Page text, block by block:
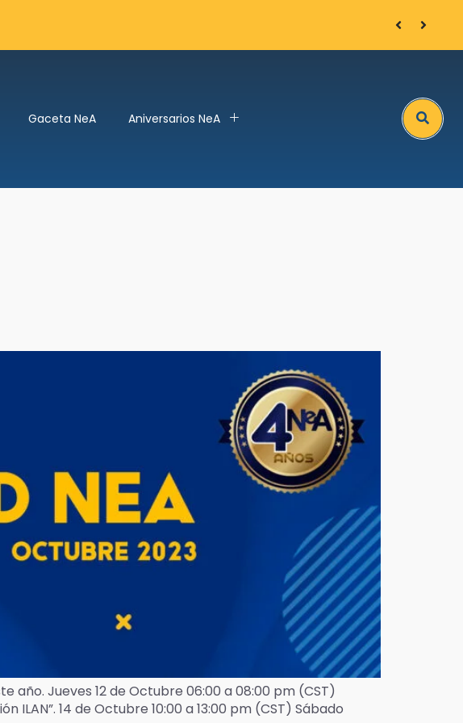
Arnaud
Gaceta NeA Aniversarios NeA
Search
Jueves 12 de Octubre 06:00 a 08:00 pm (CST)
ILAN”. 14 de Octubre 10:00 a 13:00 pm (CST) Sábado